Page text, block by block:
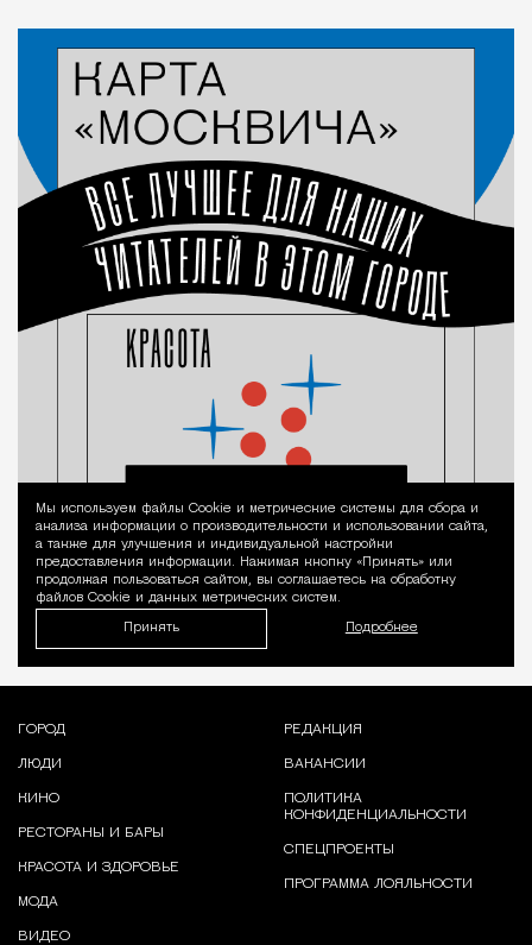
Уведомление
Мы используем файлы Сookie и метрические системы для сбора и
анализа информации о производительности и использовании сайта,
а также для улучшения и индивидуальной настройки
предоставления информации. Нажимая кнопку «Принять» или
продолжая пользоваться сайтом, вы соглашаетесь на обработку
файлов Cookie и данных метрических систем.
Принять Подробнее
ГОРОД
ЛЮДИ
КИНО
РЕСТОРАНЫ И БАРЫ
КРАСОТА И ЗДОРОВЬЕ
МОДА
ВИДЕО
РЕДАКЦИЯ
ВАКАНСИИ
ПОЛИТИКА
КОНФИДЕНЦИАЛЬНОСТИ
СПЕЦПРОЕКТЫ
ПРОГРАММА ЛОЯЛЬНОСТИ